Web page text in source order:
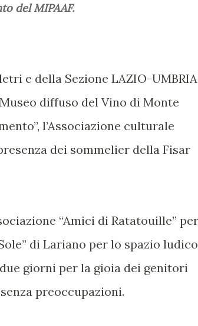
del MIPAAF.
e della Sezione LAZIO-UMBRIA
diffuso del Vino di Monte
l’Associazione culturale
dei sommelier della Fisar
“Amici di Ratatouille” per
di Lariano per lo spazio
giorni per la gioia dei genitori
preoccupazioni.